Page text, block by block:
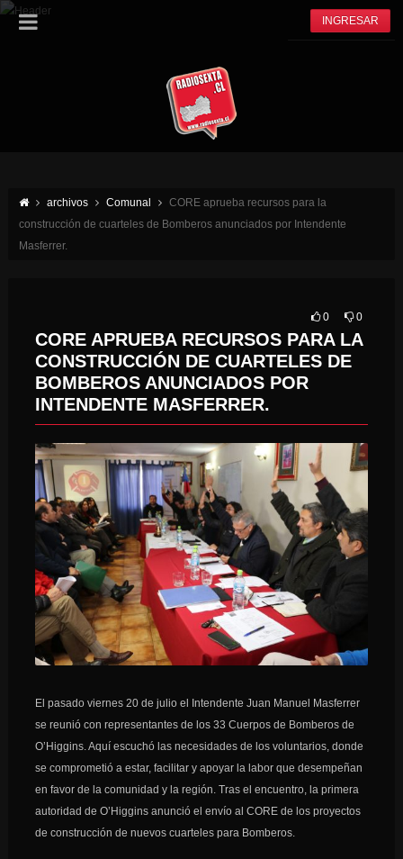
INGRESAR
archivos Comunal
CORE aprueba recursos para la
construcción de cuarteles de Bomberos anunciados por Intendente
Masferrer.
0 0
CORE APRUEBA RECURSOS PARA LA
CONSTRUCCIÓN DE CUARTELES DE
BOMBEROS ANUNCIADOS POR
INTENDENTE MASFERRER.
El pasado viernes 20 de julio el Intendente Juan Manuel Masferrer
se reunió con representantes de los 33 Cuerpos de Bomberos de
O’Higgins. Aquí escuchó las necesidades de los voluntarios, donde
se comprometió a estar, facilitar y apoyar la labor que desempeñan
en favor de la comunidad y la región. Tras el encuentro, la primera
autoridad de O’Higgins anunció el envío al CORE de los proyectos
de construcción de nuevos cuarteles para Bomberos.